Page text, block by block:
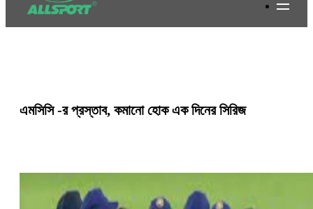
এমসিসি -র প্রস্তাব, কমানো হোক এক দিনের সিরিজ